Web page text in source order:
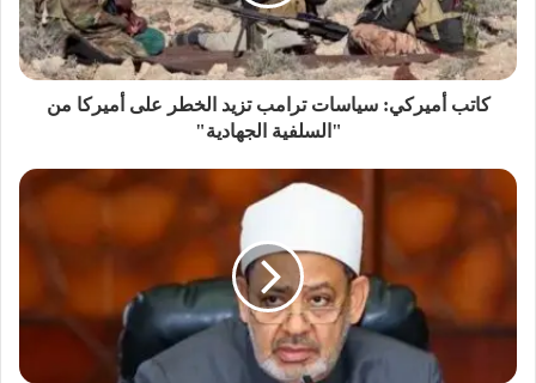
كاتب أميركي: سياسات ترامب تزيد الخطر على أميركا من
"السلفية الجهادية"